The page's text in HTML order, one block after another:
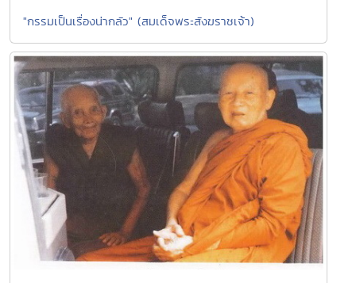
"กรรมเป็นเรื่องน่ากลัว" (สมเด็จพระสังฆราชเจ้า)